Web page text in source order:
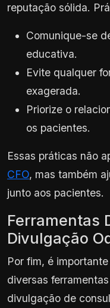
reputação sólida.
Comunique-se
educativa.
Evite qualquer
exagerada.
Priorize o
os pacientes.
Essas práticas não
CFO, mas também
junto aos pacientes.
Ferramentas
Divulgação
Por fim, é
diversas
divulgação de